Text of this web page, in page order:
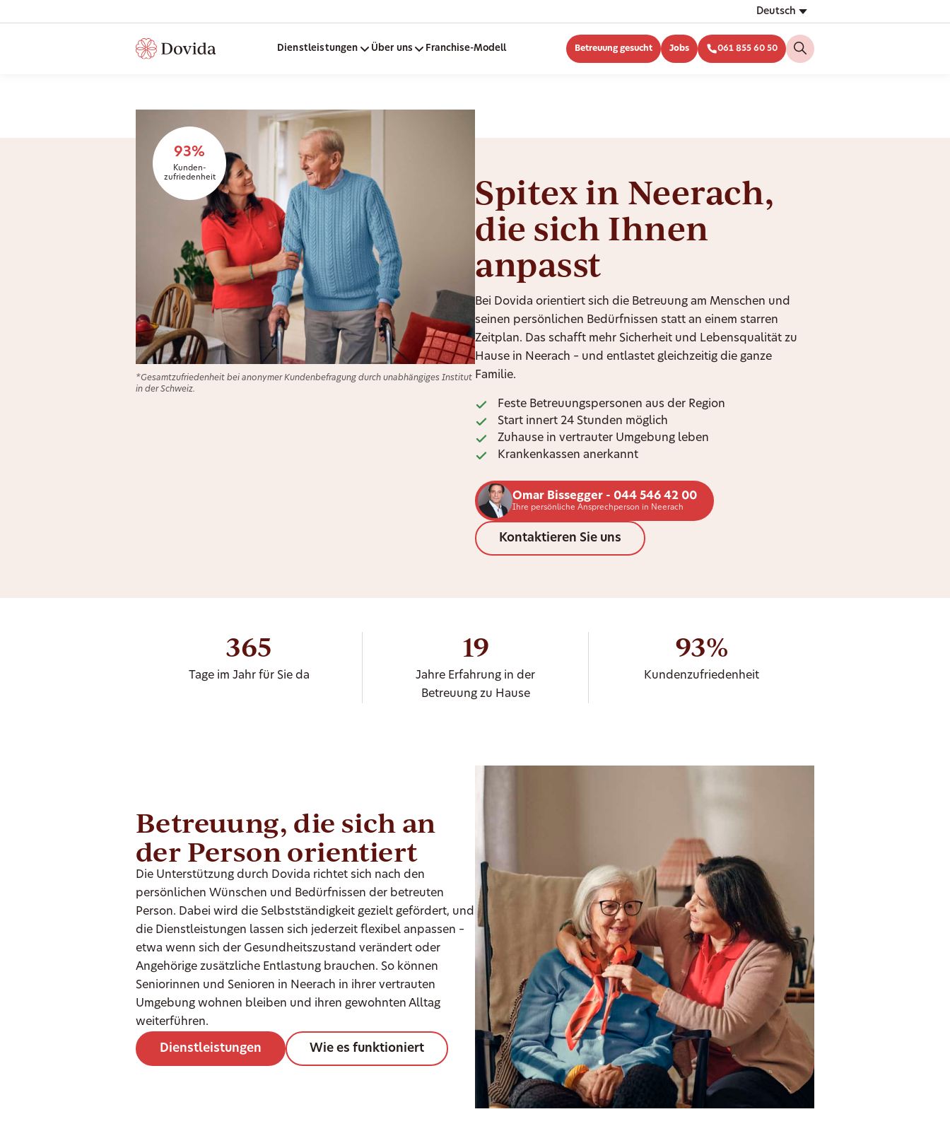
Deutsch
Dienstleistungen Über uns Franchise-Modell Betreuung gesucht Jobs 061 855 60 50
93%
Kunden-
zufriedenheit
*Gesamtzufriedenheit bei anonymer Kundenbefragung durch unabhängiges Institut
in der Schweiz.
Spitex in Neerach,
die sich Ihnen
anpasst
Bei Dovida orientiert sich die Betreuung am Menschen und
seinen persönlichen Bedürfnissen statt an einem starren
Zeitplan. Das schafft mehr Sicherheit und Lebensqualität zu
Hause in Neerach – und entlastet gleichzeitig die ganze
Familie.
Feste Betreuungspersonen aus der Region
Start innert 24 Stunden möglich
Zuhause in vertrauter Umgebung leben
Krankenkassen anerkannt
Omar Bissegger - 044 546 42 00
Ihre persönliche Ansprechperson in Neerach
Kontaktieren Sie uns
365
Tage im Jahr für Sie da
19
Jahre Erfahrung in der
Betreuung zu Hause
93%
Kundenzufriedenheit
Betreuung, die sich an
der Person orientiert
Die Unterstützung durch Dovida richtet sich nach den
persönlichen Wünschen und Bedürfnissen der betreuten
Person. Dabei wird die Selbstständigkeit gezielt gefördert, und
die Dienstleistungen lassen sich jederzeit flexibel anpassen –
etwa wenn sich der Gesundheitszustand verändert oder
Angehörige zusätzliche Entlastung brauchen. So können
Seniorinnen und Senioren in Neerach in ihrer vertrauten
Umgebung wohnen bleiben und ihren gewohnten Alltag
weiterführen.
Dienstleistungen Wie es funktioniert